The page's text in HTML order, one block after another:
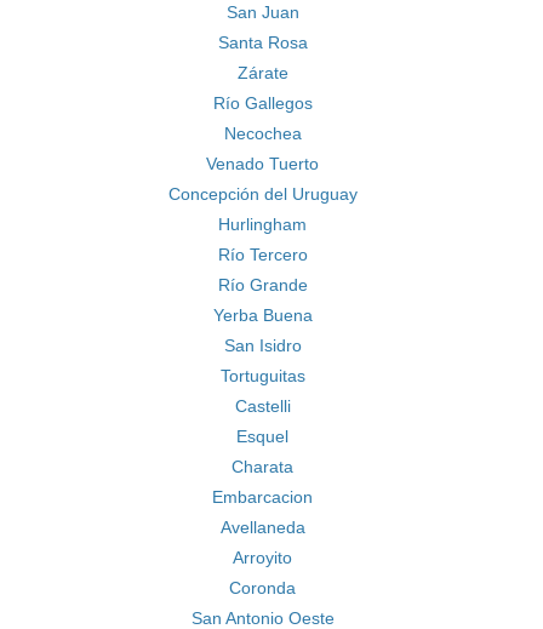
San Juan
Santa Rosa
Zárate
Río Gallegos
Necochea
Venado Tuerto
Concepción del Uruguay
Hurlingham
Río Tercero
Río Grande
Yerba Buena
San Isidro
Tortuguitas
Castelli
Esquel
Charata
Embarcacion
Avellaneda
Arroyito
Coronda
San Antonio Oeste